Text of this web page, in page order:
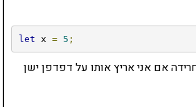
let x = 5 ;
אם אני אריץ אותו על דפדפן ישן